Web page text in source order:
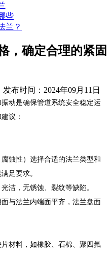
些
兰？
，确定合理的紧固
发布时间：2024年09月11日
动是确保管道系统安全稳定运
议：
蚀性）选择合适的法兰类型和
足要求。
，无锈蚀、裂纹等缺陷。
与法兰内端面平齐，法兰盘面
材料，如橡胶、石棉、聚四氟